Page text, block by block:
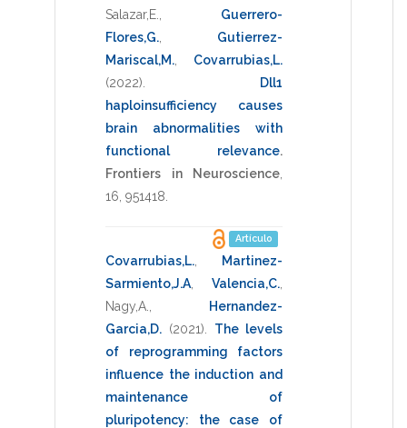
Salazar,E.
Guerrero-
Flores,G.
Gutierrez-
Mariscal,M.
Covarrubias,L.
(2022)
Dll1
haploinsufficiency causes
brain abnormalities with
functional relevance.
Frontiers in Neuroscience
16 951418
Artículo
Covarrubias,L.
Martinez-
Sarmiento,J.A
Valencia,C.
Nagy,A.
Hernandez-
Garcia,D. (2021)
The levels
of reprogramming factors
influence the induction and
maintenance of
pluripotency: the case of